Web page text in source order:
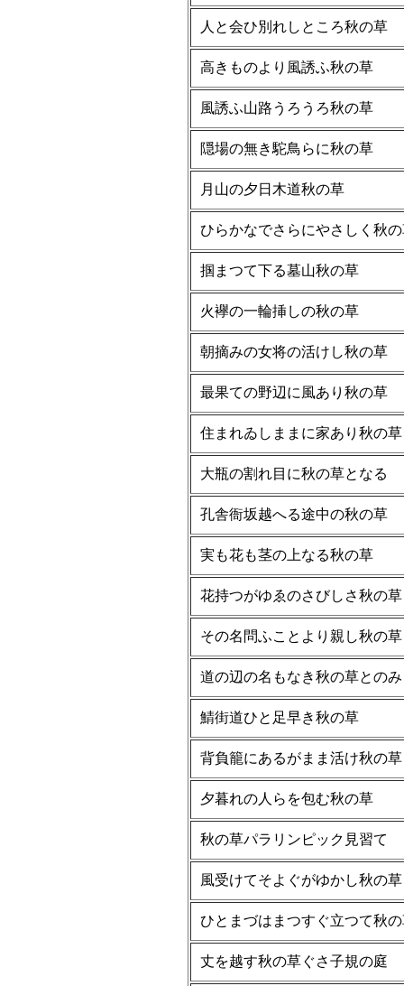
人と会ひ別れしところ秋の草
高きものより風誘ふ秋の草
風誘ふ山路うろうろ秋の草
隠場の無き駝鳥らに秋の草
月山の夕日木道秋の草
ひらかなでさらにやさしく秋
掴まつて下る墓山秋の草
火襷の一輪挿しの秋の草
朝摘みの女将の活けし秋の草
最果ての野辺に風あり秋の草
住まれゐしままに家あり秋の草
大瓶の割れ目に秋の草となる
孔舎衙坂越へる途中の秋の草
実も花も茎の上なる秋の草
花持つがゆゑのさびしさ秋の草
その名問ふことより親し秋の草
道の辺の名もなき秋の草とのみ
鯖街道ひと足早き秋の草
背負籠にあるがまま活け秋の草
夕暮れの人らを包む秋の草
秋の草パラリンピック見習て
風受けてそよぐがゆかし秋の草
ひとまづはまつすぐ立つて秋
丈を越す秋の草ぐさ子規の庭